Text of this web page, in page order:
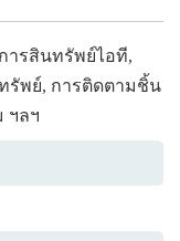
ารสินทรัพย์ไอที,
รัพย์, การติดตามชิ้น
ฯลฯ